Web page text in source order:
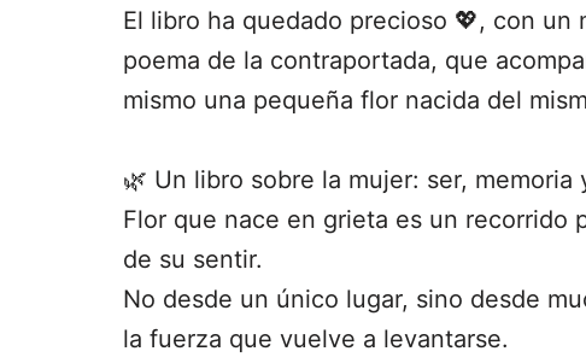
El libro ha quedado precioso 💖, con
poema de la contraportada, que
mismo una pequeña flor nacida del
🌿 Un libro sobre la mujer: ser, memoria
Flor que nace en grieta es un recorrido
de su sentir.
No desde un único lugar, sino desde
la fuerza que vuelve a levantarse.